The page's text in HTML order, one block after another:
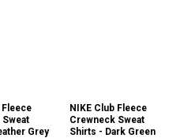
Fleece
Grey
NIKE Club Fleece
Crewneck Sweat
Shirts - Dark Green